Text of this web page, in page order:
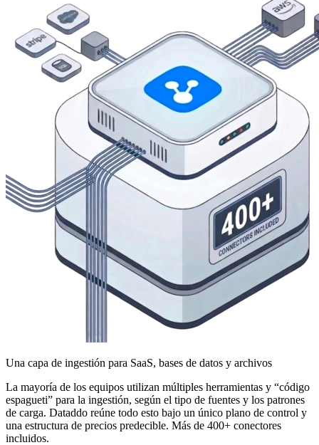
Una capa de ingestión para SaaS, bases de datos y archivos
La mayoría de los equipos utilizan múltiples herramientas y “código
espagueti” para la ingestión, según el tipo de fuentes y los patrones
de carga. Dataddo reúne todo esto bajo un único plano de control y
una estructura de precios predecible. Más de 400+ conectores
incluidos.